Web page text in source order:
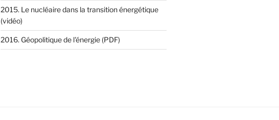
2015. Le nucléaire dans la transition énergétique
(vidéo)
2016. Géopolitique de l'énergie (PDF)